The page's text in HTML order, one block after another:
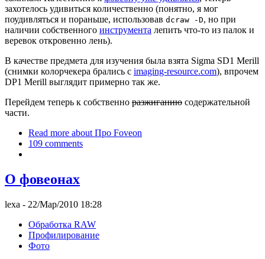
захотелось удивиться количественно (понятно, я мог
поудивляться и пораньше, использовав dcraw -D, но при
наличии собственного инструмента лепить что-то из палок и
веревок откровенно лень).
В качестве предмета для изучения была взята Sigma SD1 Merill
(снимки колорчекера брались с imaging-resource.com), впрочем
DP1 Merill выглядит примерно так же.
Перейдем теперь к собственно разжиганию содержательной
части.
Read more about Про Foveon
109 comments
О фовеонах
lexa - 22/Мар/2010 18:28
Обработка RAW
Профилирование
Фото